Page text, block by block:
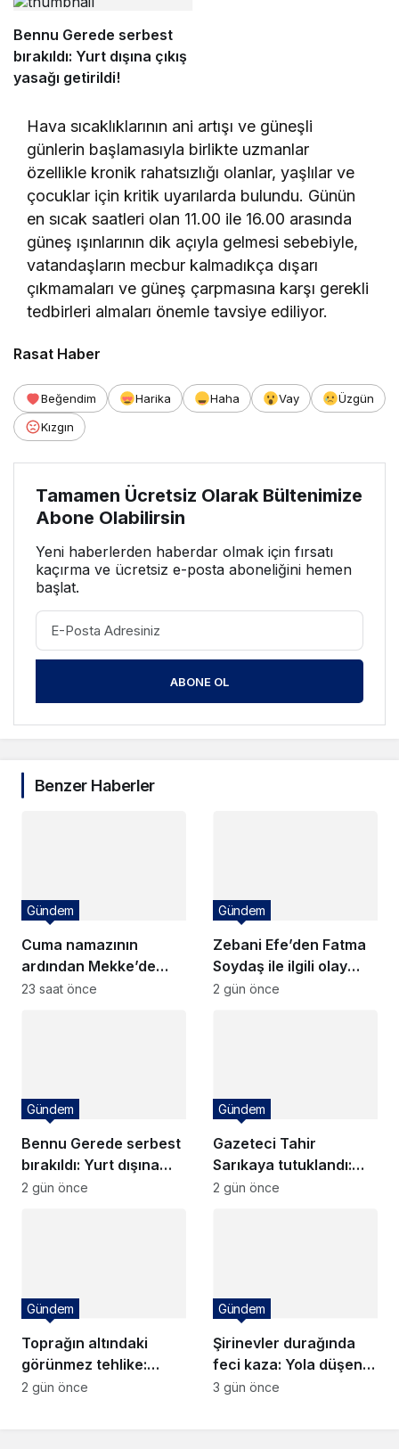
Bennu Gerede serbest
bırakıldı: Yurt dışına çıkış
yasağı getirildi!
Hava sıcaklıklarının ani artışı ve güneşli
günlerin başlamasıyla birlikte uzmanlar
özellikle kronik rahatsızlığı olanlar, yaşlılar ve
çocuklar için kritik uyarılarda bulundu. Günün
en sıcak saatleri olan 11.00 ile 16.00 arasında
güneş ışınlarının dik açıyla gelmesi sebebiyle,
vatandaşların mecbur kalmadıkça dışarı
çıkmamaları ve güneş çarpmasına karşı gerekli
tedbirleri almaları önemle tavsiye ediliyor.
Rasat Haber
Beğendim Harika Haha Vay
Üzgün
Kızgın
Tamamen Ücretsiz Olarak Bültenimize
Abone Olabilirsin
Yeni haberlerden haberdar olmak için fırsatı
kaçırma ve ücretsiz e-posta aboneliğini hemen
başlat.
ABONE OL
Benzer Haberler
Cuma namazının
ardından Mekke’de
tarihi imza: Üç ülkeden
Gündem
23 saat önce
Zebani Efe’den Fatma
Soydaş ile ilgili olay
sözler
Gündem
2 gün önce
Bennu Gerede serbest
bırakıldı: Yurt dışına
çıkış yasağı getirildi!
Gündem
2 gün önce
Gazeteci Tahir
Sarıkaya tutuklandı:
Şantaj suçlamasıyla
Gündem
2 gün önce
Toprağın altındaki
görünmez tehlike:
Zombi yangınları kriz
Gündem
2 gün önce
Şirinevler durağında
feci kaza: Yola düşen
kadına metrobüs
Gündem
3 gün önce